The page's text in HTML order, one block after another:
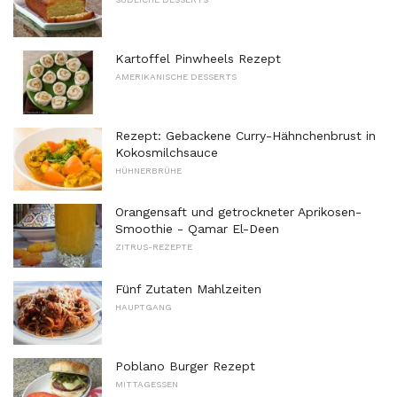
Kartoffel Pinwheels Rezept
AMERIKANISCHE DESSERTS
Rezept: Gebackene Curry-Hähnchenbrust in
Kokosmilchsauce
HÜHNERBRÜHE
Orangensaft und getrockneter Aprikosen-
Smoothie - Qamar El-Deen
ZITRUS-REZEPTE
Fünf Zutaten Mahlzeiten
HAUPTGANG
Poblano Burger Rezept
MITTAGESSEN